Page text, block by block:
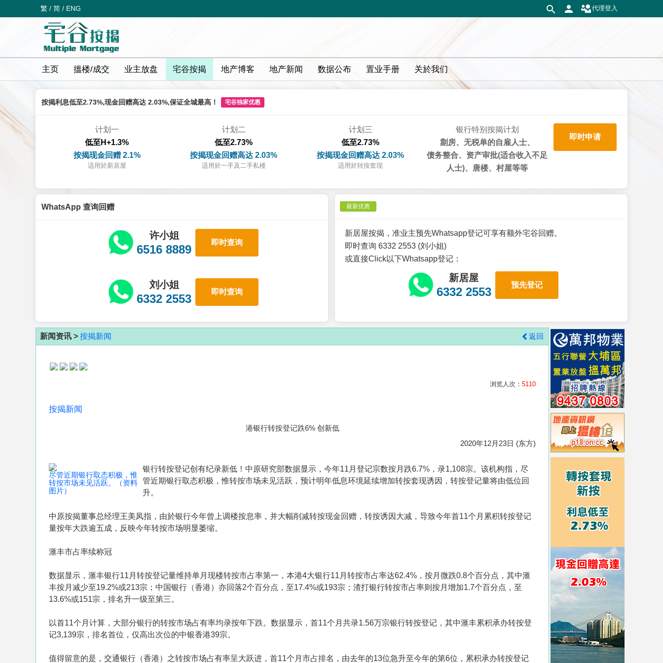
繁 / 简 / ENG 代理登入
主页 搵楼/成交 业主放盘 宅谷按揭 地产博客 地产新闻 数据公布 置业手册 关於我们
按揭利息低至2.73%,现金回赠高达 2.03%,保证全城最高！ 宅谷独家优惠
计划一
低至H+1.3%
按揭现金回赠 2.1%
适用於新居屋
计划二
低至2.73%
按揭现金回赠高达 2.03%
适用於一手及二手私楼
计划三
低至2.73%
按揭现金回赠高达 2.03%
适用於转按套现
银行特别按揭计划
劏房、无税单的自雇人士、
债务整合、资产审批(适合收入不足
人士)、唐楼、村屋等等
即时申请
WhatsApp 查询回赠
许小姐
6516 8889
即时查询
刘小姐
6332 2553
即时查询
最新优惠
新居屋按揭，准业主预先Whatsapp登记可享有额外宅谷回赠。
即时查询 6332 2553 (刘小姐)
或直接Click以下Whatsapp登记：
新居屋
6332 2553
预先登记
新闻资讯 > 按揭新闻 返回
浏览人次： 5110
按揭新闻
港银行转按登记跌6% 创新低
2020年12月23日 (东方)
尽管近期银行取态积极，惟
转按市场未见活跃。（资料
图片）
银行转按登记创有纪录新低！中原研究部数据显示，今年11月登记宗数按月跌6.7%，录1,108宗。该机构指，尽
管近期银行取态积极，惟转按市场未见活跃，预计明年低息环境延续增加转按套现诱因，转按登记量将由低位回
升。
中原按揭董事总经理王美凤指，由於银行今年曾上调楼按息率，并大幅削减转按现金回赠，转按诱因大减，导致今年首11个月累积转按登记
量按年大跌逾五成，反映今年转按市场明显萎缩。
滙丰市占率续称冠
数据显示，滙丰银行11月转按登记量维持单月现楼转按市占率第一，本港4大银行11月转按市占率达62.4%，按月微跌0.8个百分点，其中滙
丰按月减少至19.2%或213宗；中国银行（香港）亦回落2个百分点，至17.4%或193宗；渣打银行转按市占率则按月增加1.7个百分点，至
13.6%或151宗，排名升一级至第三。
以首11个月计算，大部分银行的转按市场占有率均录按年下跌。数据显示，首11个月共录1.56万宗银行转按登记，其中滙丰累积承办转按登
记3,139宗，排名首位，仅高出次位的中银香港39宗。
值得留意的是，交通银行（香港）之转按市场占有率呈大跃进，首11个月市占排名，由去年的13位急升至今年的第6位，累积承办转按登记